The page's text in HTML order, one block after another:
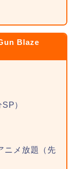
Blaze
SP）
ニメ放題（先